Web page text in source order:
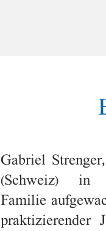
Gabriel
(Schweiz) in
Familie